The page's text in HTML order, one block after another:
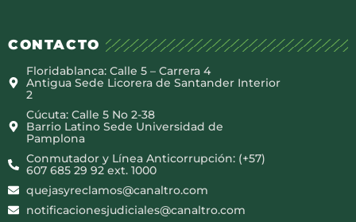
CONTACTO
Floridablanca: Calle 5 – Carrera 4
Antigua Sede Licorera de Santander Interior
2
Cúcuta: Calle 5 No 2-38
Barrio Latino Sede Universidad de
Pamplona
Conmutador y Línea Anticorrupción: (+57)
607 685 29 92 ext. 1000
quejasyreclamos@canaltro.com
notificacionesjudiciales@canaltro.com